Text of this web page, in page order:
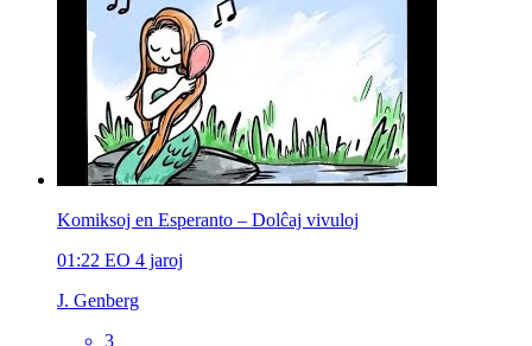
Komiksoj en Esperanto – Dolĉaj vivuloj
01:22 EO 4 jaroj
J. Genberg
3